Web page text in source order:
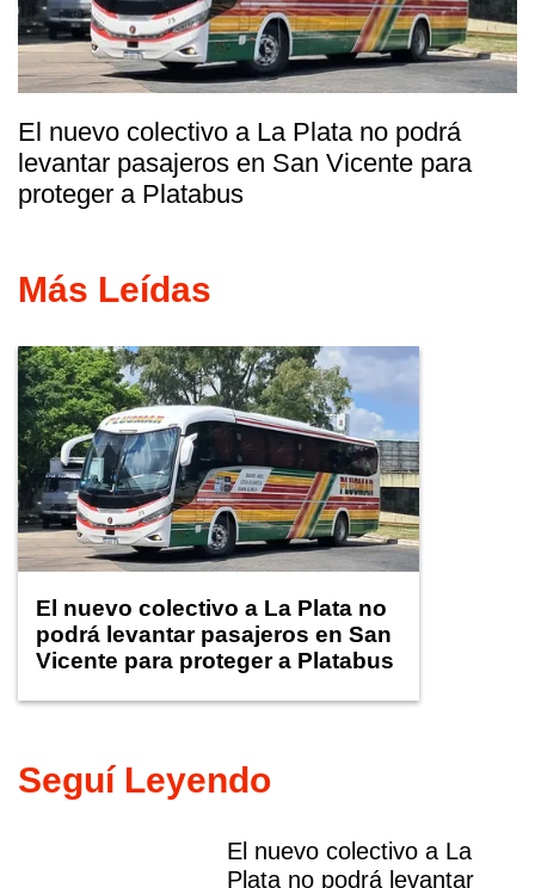
El nuevo colectivo a La Plata no podrá
levantar pasajeros en San Vicente para
proteger a Platabus
Más Leídas
El nuevo colectivo a La Plata no
podrá levantar pasajeros en San
Vicente para proteger a Platabus
Seguí Leyendo
El nuevo colectivo a La
Plata no podrá levantar